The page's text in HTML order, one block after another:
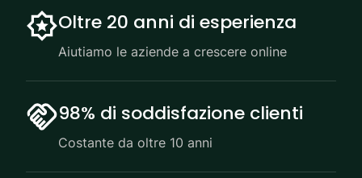
Oltre 20 anni di esperienza
Aiutiamo le aziende a crescere online
98% di soddisfazione clienti
Costante da oltre 10 anni